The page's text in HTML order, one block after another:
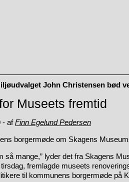
John Christensen bød
Museets fremtid
- afFinn Egelund Pedersen
borgermøde om Skagens
så mange,” lyder det fra Skagens
fremlagde museets
til kommunens borgermøde på